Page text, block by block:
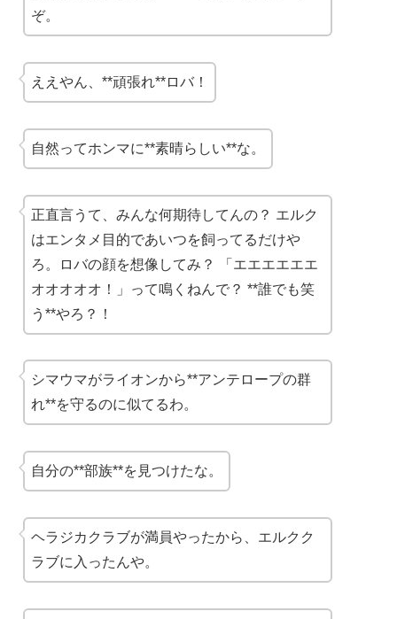
ぞ。
ええやん、**頑張れ**ロバ！
自然ってホンマに**素晴らしい**な。
正直言うて、みんな何期待してんの？ エルク
はエンタメ目的であいつを飼ってるだけや
ろ。ロバの顔を想像してみ？ 「エエエエエエ
オオオオオ！」って鳴くねんで？ **誰でも笑
う**やろ？！
シマウマがライオンから**アンテロープの群
れ**を守るのに似てるわ。
自分の**部族**を見つけたな。
ヘラジカクラブが満員やったから、エルクク
ラブに入ったんや。